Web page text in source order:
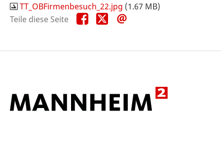
TT_OBFirmenbesuch_22.jpg (1.67 MB)
Teile diese Seite
Teile
diese
Teile
diese